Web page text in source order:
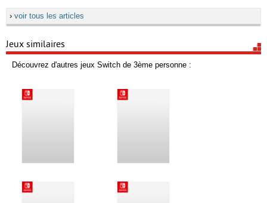
› voir tous les articles
Jeux similaires
Découvrez d'autres jeux Switch de 3ème personne :